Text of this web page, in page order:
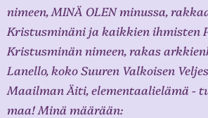
nimeen, MINÄ OLEN minussa,
Kristusminäni ja kaikkien ihmisten
Kristusminän nimeen, rakas
Lanello, koko Suuren Valkoisen
Maailman Äiti, elementaalielämä -
maa! Minä määrään: